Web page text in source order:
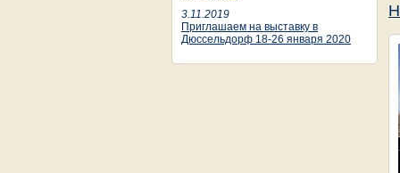
3.11.2019
Приглашаем на выставку в
Дюссельдорф 18-26 января 2020